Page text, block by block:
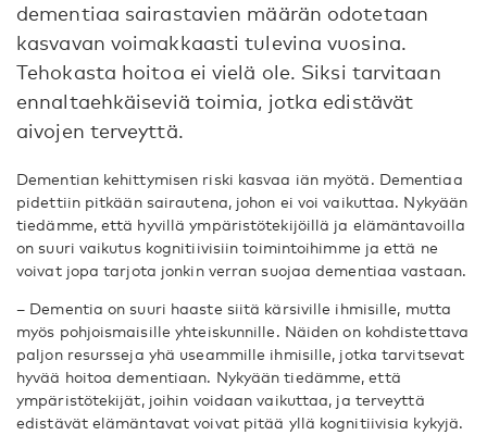
dementiaa sairastavien määrän odotetaan
kasvavan voimakkaasti tulevina vuosina.
Tehokasta hoitoa ei vielä ole. Siksi tarvitaan
ennaltaehkäiseviä toimia, jotka edistävät
aivojen terveyttä.
Dementian kehittymisen riski kasvaa iän myötä. Dementiaa
pidettiin pitkään sairautena, johon ei voi vaikuttaa. Nykyään
tiedämme, että hyvillä ympäristötekijöillä ja elämäntavoilla
on suuri vaikutus kognitiivisiin toimintoihimme ja että ne
voivat jopa tarjota jonkin verran suojaa dementiaa vastaan.
– Dementia on suuri haaste siitä kärsiville ihmisille, mutta
myös pohjoismaisille yhteiskunnille. Näiden on kohdistettava
paljon resursseja yhä useammille ihmisille, jotka tarvitsevat
hyvää hoitoa dementiaan. Nykyään tiedämme, että
ympäristötekijät, joihin voidaan vaikuttaa, ja terveyttä
edistävät elämäntavat voivat pitää yllä kognitiivisia kykyjä.